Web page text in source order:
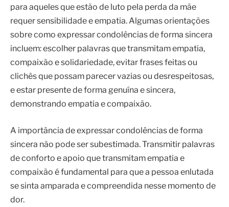
para aqueles que estão de luto pela perda da mãe
requer sensibilidade e empatia. Algumas orientações
sobre como expressar condolências de forma sincera
incluem: escolher palavras que transmitam empatia,
compaixão e solidariedade, evitar frases feitas ou
clichês que possam parecer vazias ou desrespeitosas,
e estar presente de forma genuína e sincera,
demonstrando empatia e compaixão.
A importância de expressar condolências de forma
sincera não pode ser subestimada. Transmitir palavras
de conforto e apoio que transmitam empatia e
compaixão é fundamental para que a pessoa enlutada
se sinta amparada e compreendida nesse momento de
dor.